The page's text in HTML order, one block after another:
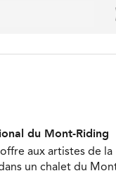
du Mont-Riding
aux artistes de la
un chalet du